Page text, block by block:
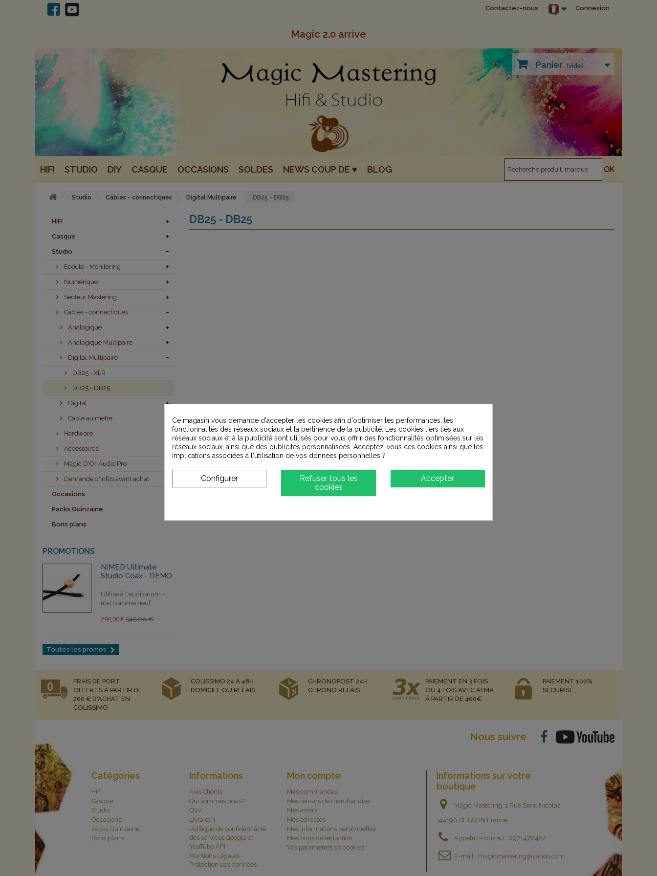
Connexion
Contactez-nous
Magic 2.0 arrive
Panier (vide)
HIFI STUDIO DIY CASQUE OCCASIONS SOLDES NEWS COUP DE ♥ BLOG
Studio Câbles - connectiques Digital Multipaire DB25 - DB25
HiFI
Casque
Studio
Ecoute - Monitoring
Numérique
Secteur Mastering
Câbles - connectiques
Analogique
Analogique Multipaire
Digital Multipaire
DB25 - XLR
DB25 - DB25
Digital
Cable au metre
Hardware
Accessoires
Magic D'Or Audio Pro
Demande d'infos avant achat
Occasions
Packs Quinzaine
Bons plans
PROMOTIONS
NIMED Ultimate
Studio Coax - DEMO
Utilisé à l'auditorium -
état comme neuf
290,00 € 545,00 €
Toutes les promos
DB25 - DB25
FRAIS DE PORT
OFFERTS À PARTIR DE
200 € D'ACHAT EN
COLISSIMO
COLISSIMO 24 À 48H
DOMICILE OU RELAIS
CHRONOPOST 24H
CHRONO RELAIS
PAIEMENT EN 3 FOIS
OU 4 FOIS AVEC ALMA
À PARTIR DE 400€
PAIEMENT 100%
SÉCURISÉ
Nous suivre
Catégories
HiFI
Casque
Studio
Occasions
Packs Quinzaine
Bons plans
Informations
Avis Clients
Qui sommes nous?
CGV
Livraison
Politique de confidentialité
des services Google et
YouTube API
Mentions Légales -
Protection des données
Mon compte
Mes commandes
Mes retours de marchandise
Mes avoirs
Mes adresses
Mes informations personnelles
Mes bons de réduction
Vos paramètres de cookies
Informations sur votre
boutique
Magic Mastering, 1 Rue Saint Nicolas
44190 CLISSON France
Appelez-nous au : 0971476482
E-mail : magicmastering@yahoo.com
Ce magasin vous demande d'accepter les cookies afin d'optimiser les performances, les
fonctionnalités des réseaux sociaux et la pertinence de la publicité. Les cookies tiers liés aux
réseaux sociaux et à la publicité sont utilisés pour vous offrir des fonctionnalités optimisées sur les
réseaux sociaux, ainsi que des publicités personnalisées. Acceptez-vous ces cookies ainsi que les
implications associées à l'utilisation de vos données personnelles ?
Accepter
Refuser tous les
cookies
Configurer